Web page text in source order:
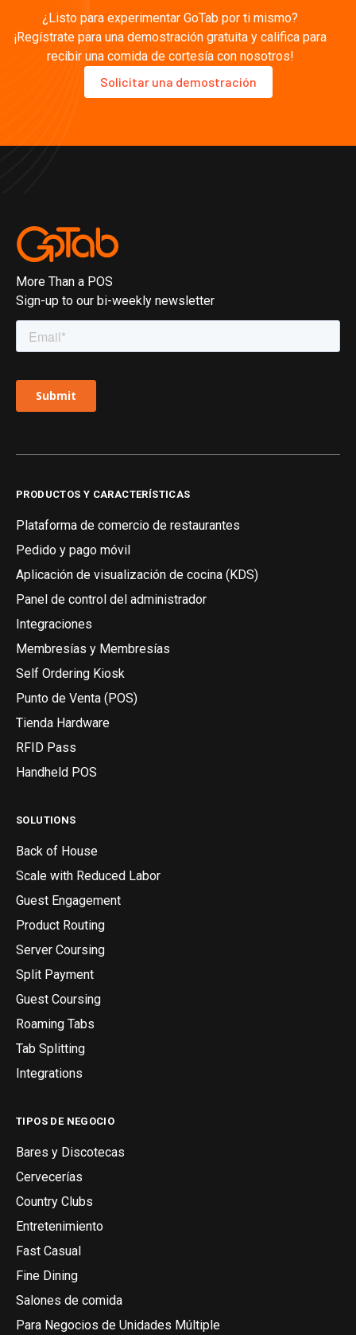
¿Listo para experimentar GoTab por ti mismo?
¡Regístrate para una demostración gratuita y califica para
recibir una comida de cortesía con nosotros!
Solicitar una demostración
More Than a POS
Sign-up to our bi-weekly newsletter
PRODUCTOS Y CARACTERÍSTICAS
Plataforma de comercio de restaurantes
Pedido y pago móvil
Aplicación de visualización de cocina (KDS)
Panel de control del administrador
Integraciones
Membresías y Membresías
Self Ordering Kiosk
Punto de Venta (POS)
Tienda Hardware
RFID Pass
Handheld POS
SOLUTIONS
Back of House
Scale with Reduced Labor
Guest Engagement
Product Routing
Server Coursing
Split Payment
Guest Coursing
Roaming Tabs
Tab Splitting
Integrations
TIPOS DE NEGOCIO
Bares y Discotecas
Cervecerías
Country Clubs
Entretenimiento
Fast Casual
Fine Dining
Salones de comida
Para Negocios de Unidades Múltiple